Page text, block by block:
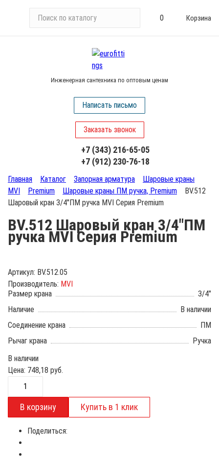
и
у
0 Корзина
Инженерная сантехника по оптовым ценам
Написать письмо
Заказать звонок
+7 (343) 216-65-05
+7 (912) 230-76-18
Главная Каталог Запорная арматура
Шаровые краны
MVI
Premium Шаровые краны ПМ ручка, Premium
BV.512
Шаровый кран 3/4"ПМ ручка MVI Серия Premium
BV.512 Шаровый кран 3/4"ПМ
ручка MVI Серия Premium
Артикул: BV.512.05
Производитель: MVI
Размер крана
3/4"
Наличие
В наличии
Соединение крана
ПМ
Рычаг крана
Ручка
В наличии
Цена: 748,18 руб.
Поделиться: